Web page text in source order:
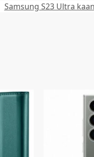
Samsung S23 Ultra